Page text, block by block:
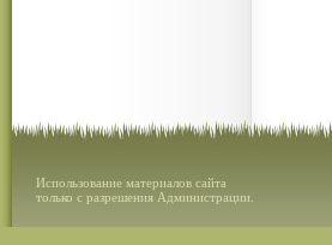
Использование материалов сайта
только с разрешения Администрации.